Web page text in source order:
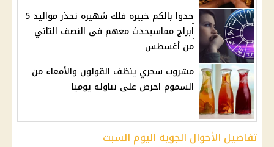
خدوا بالكم خبيره فلك شهيره تحذر مواليد 5
ابراج مماسيحدث معهم فى النصف الثاني
من أغسطس
مشروب سحري ينظف القولون والأمعاء من
السموم احرص على تناوله يوميا
تفاصيل الأحوال الجوية اليوم السبت